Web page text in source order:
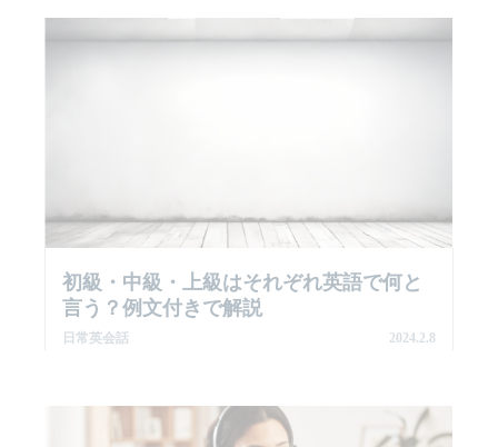
初級・中級・上級はそれぞれ英語で何と
言う？例文付きで解説
日常英会話 2024.2.8